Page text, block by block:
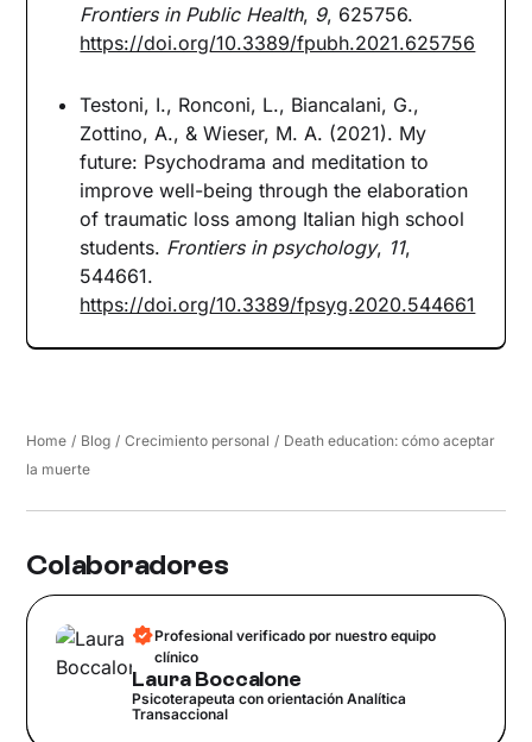
Frontiers in Public Health, 9, 625756.
https://doi.org/10.3389/fpubh.2021.625756
Testoni, I., Ronconi, L., Biancalani, G.,
Zottino, A., & Wieser, M. A. (2021). My
future: Psychodrama and meditation to
improve well-being through the elaboration
of traumatic loss among Italian high school
students. Frontiers in psychology, 11,
544661.
https://doi.org/10.3389/fpsyg.2020.544661
Home / Blog / Crecimiento personal / Death education: cómo aceptar
la muerte
Colaboradores
Profesional verificado por nuestro equipo
clínico
Laura Boccalone
Psicoterapeuta con orientación Analítica
Transaccional